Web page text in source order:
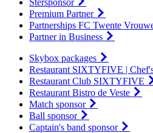
Premium Partner
Partnerships FC Twente
Partner in Business
Skybox packages
Restaurant SIXTYFIVE |
Restaurant Club SIXTYFIVE
Restaurant Bistro de Veste
Match sponsor
Ball sponsor
Captain's band sponsor